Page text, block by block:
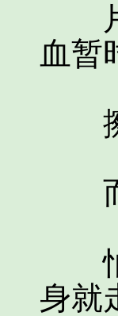
片
血暂
擦
而
怕
身就